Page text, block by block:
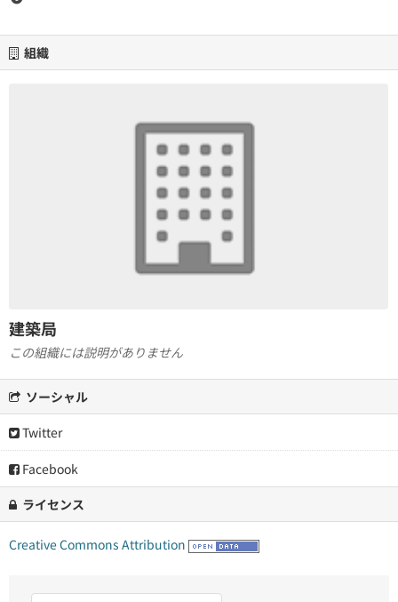
組織
建築局
この組織には説明がありません
ソーシャル
Twitter
Facebook
ライセンス
Creative Commons Attribution